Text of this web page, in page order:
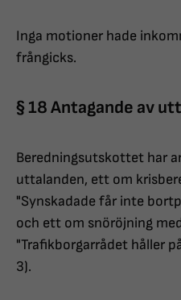
Inga motioner hade
frångicks.
§ 18 Antagande av
Beredningsutskottet har
uttalanden, ett om
"Synskadade får inte
och ett om snöröjning
"Trafikborgarrådet håller
3).